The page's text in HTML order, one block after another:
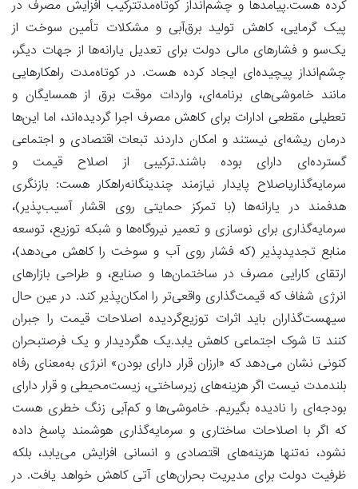
کرده هست.پیامدها و چشم‌انداز کوتاه‌مدتترکیب افزایش مصرف در
پیک گرمایی، کاهش تولید برق‌آبی و مشکلات تأمین سوخت از
یک‌سو و فشارهای مالی دولت برای تعدیل یارانه‌ها از جهات دیگر،
چشم‌انداز پیچیده‌ای ایجاد کرده هست. در کوتاه‌مدت راهکارهایی
مانند خاموشی‌های برنامه‌ای، واردات موقت برق از همسایگان و
تعطیلی مقطعی ادارات برای کاهش مصرف اجرا گردیده‌اند، اما این‌ها
درمان ریشه‌ای نیستند و امکان داردند تبعات اقتصادی و اجتماعی
گسترده‌ای دارای بوده باشند.ترکیبی از اصلاح قیمت و
سرمایه‌گذاریاصلاح پایدار نیازمند چندینگانه‌راهکار هست: بازنگری
هدفمند در یارانه‌ها (با تمرکز حمایتی روی اقشار آسیب‌پذیر)،
سرمایه‌گذاری برای نوسازی و تعمیر نیروگاه‌ها و شبکه توزیع، توسعه
منابع تجدیدپذیر (که فشار روی آب و سوخت را کاهش می‌دهد)،
ارتقای کارایی مصرف در ساختمان‌ها و صنایع، و طراحی بازارهای
انرژی شفاف که قیمت‌گذاری واقعی‌تر را امکان‌پذیر کند. در عین حال
سیهست‌گذاران باید اثرات توزیع‌گردیده اصلاحات قیمت را جبران
کنند تا شوک اجتماعی کاهش یابد.یک هگردیدار و یک فرصتبحران
کنونی نشان می‌دهد که «ارزان قرار دارای بودن» انرژی به‌معنای رفاه
بلندمدت نیست اگر هزینه‌های زیرساختی، زیست‌محیطی و قرار دارای
بودجه‌ای را نادیده بگیریم. خاموشی‌ها و کم‌آبی زنگ خطری هست
که اگر با اصلاحات ساختاری و سرمایه‌گذاری هوشمند پاسخ داده
نشود، نه‌تنها هزینه‌های اقتصادی و انسانی افزایش می‌یابد، بلکه
ظرفیت دولت برای مدیریت بحران‌های آتی کاهش خواهد یافت. در